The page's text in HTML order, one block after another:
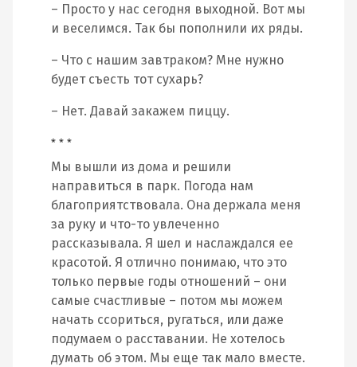
– Просто у нас сегодня выходной. Вот мы
и веселимся. Так бы пополнили их ряды.
– Что с нашим завтраком? Мне нужно
будет съесть тот сухарь?
– Нет. Давай закажем пиццу.
* * *
Мы вышли из дома и решили
направиться в парк. Погода нам
благоприятствовала. Она держала меня
за руку и что-то увлеченно
рассказывала. Я шел и наслаждался ее
красотой. Я отлично понимаю, что это
только первые годы отношений – они
самые счастливые – потом мы можем
начать ссориться, ругаться, или даже
подумаем о расставании. Не хотелось
думать об этом. Мы еще так мало вместе.